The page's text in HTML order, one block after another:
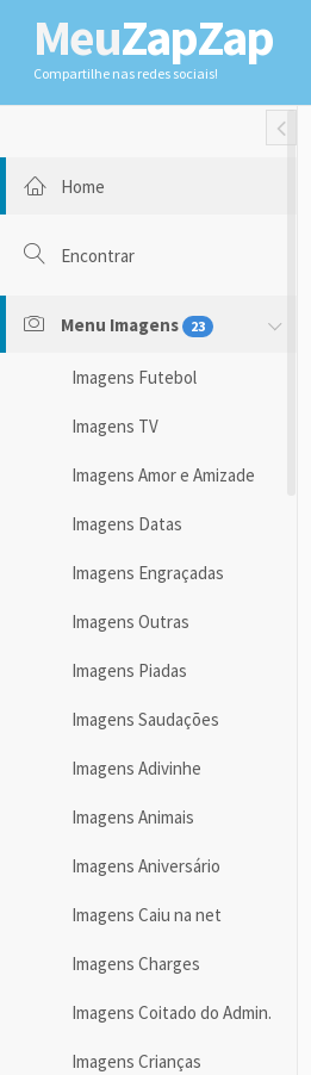
MeuZapZap
Compartilhe nas redes sociais!
Home
Encontrar
Menu Imagens 23
Imagens Futebol
Imagens TV
Imagens Amor e Amizade
Imagens Datas
Imagens Engraçadas
Imagens Outras
Imagens Piadas
Imagens Saudações
Imagens Adivinhe
Imagens Animais
Imagens Aniversário
Imagens Caiu na net
Imagens Charges
Imagens Coitado do Admin.
Imagens Crianças